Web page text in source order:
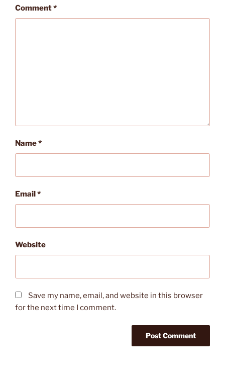
Comment*
Name*
Email*
Website
Save my name, email, and website in this browser
for the next time I comment.